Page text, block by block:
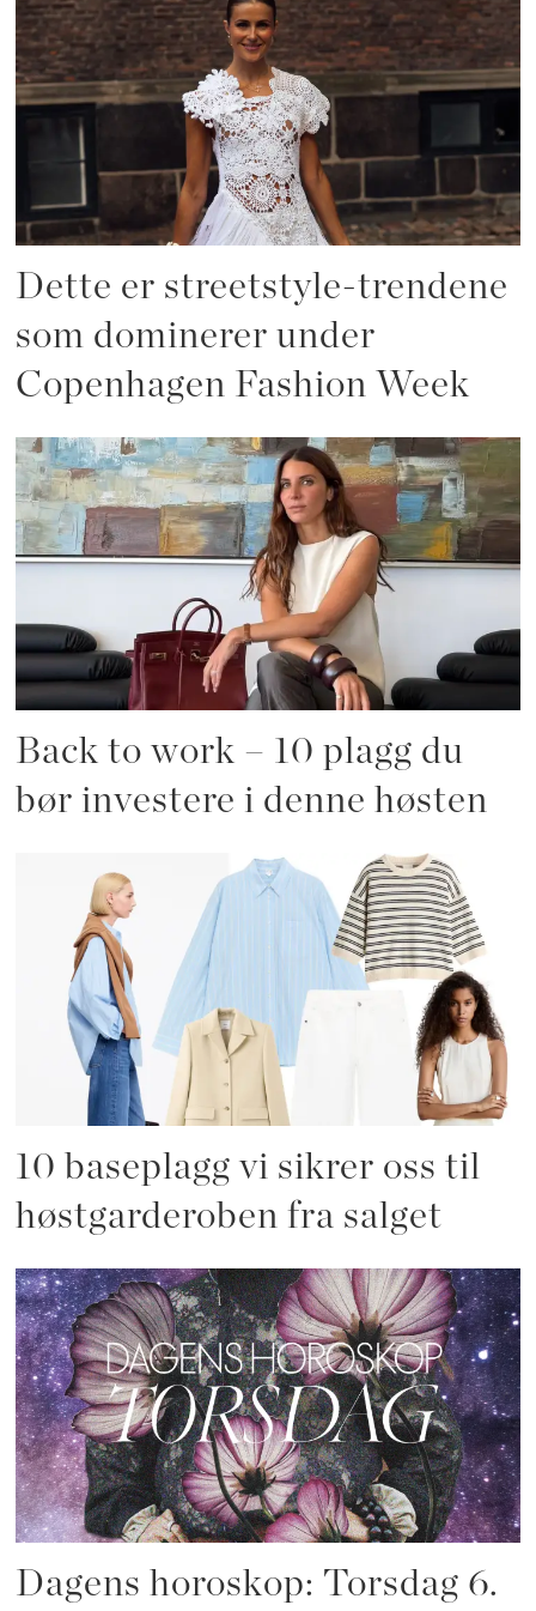
Dette er streetstyle-trendene
som dominerer under
Copenhagen Fashion Week
Back to work – 10 plagg du
bør investere i denne høsten
10 baseplagg vi sikrer oss til
høstgarderoben fra salget
Dagens horoskop: Torsdag 6.